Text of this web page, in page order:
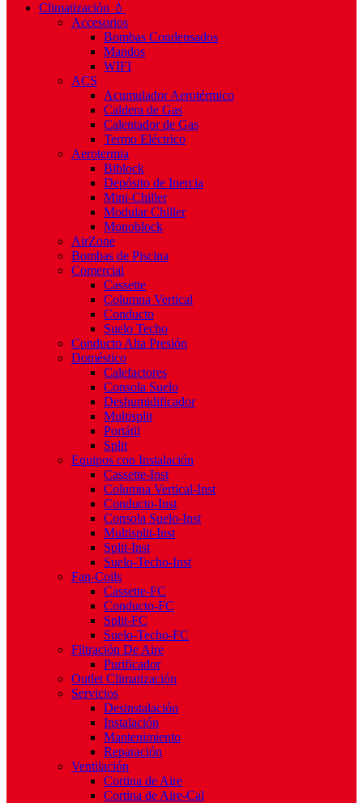
Climatización 💧
Accesorios
Bombas Condensados
Mandos
WIFI
ACS
Acumulador Aerotérmico
Caldera de Gas
Calentador de Gas
Termo Eléctrico
Aerotermia
Biblock
Depósito de Inercia
Mini-Chiller
Modular Chiller
Monoblock
AirZone
Bombas de Piscina
Comercial
Cassette
Columna Vertical
Conducto
Suelo Techo
Conducto Alta Presión
Doméstico
Calefactores
Consola Suelo
Deshumidificador
Multisplit
Portátil
Split
Equipos con Instalación
Cassette-Inst
Columna Vertical-Inst
Conducto-Inst
Consola Suelo-Inst
Multisplit-Inst
Split-Inst
Suelo-Techo-Inst
Fan-Coils
Cassette-FC
Conducto-FC
Split-FC
Suelo-Techo-FC
Filtración De Aire
Purificador
Outlet Climatización
Servicios
Desinstalación
Instalación
Mantenimiento
Reparación
Ventilación
Cortina de Aire
Cortina de Aire-Cal